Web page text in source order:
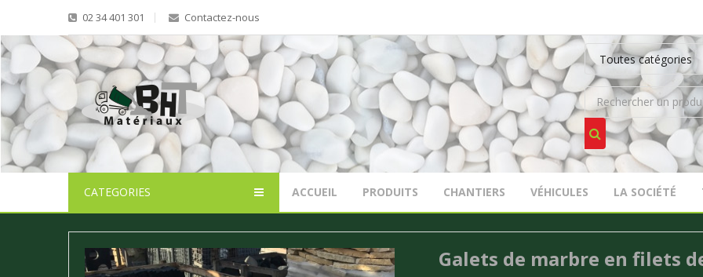
02 34 401 301 Contactez-nous
CATEGORIES ACCUEIL PRODUITS CHANTIERS VÉHICULES LA SOCIÉTÉ
Galets de marbre en filets